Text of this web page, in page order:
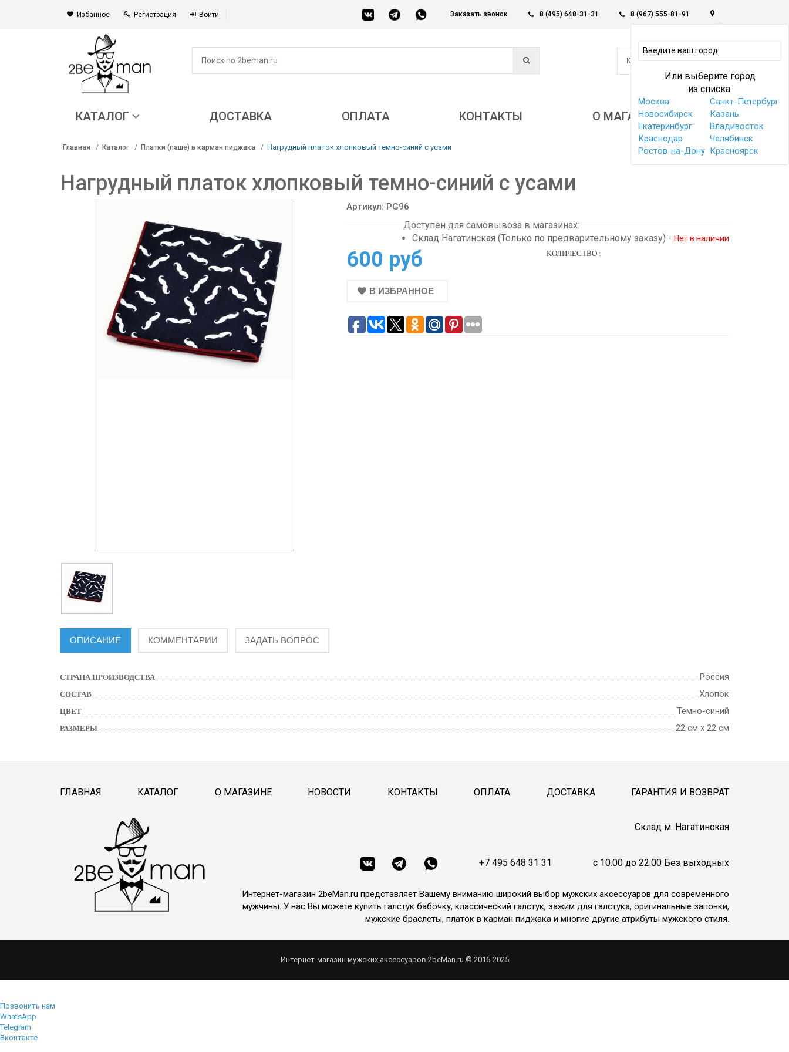
Избанное Регистрация Войти Заказать звонок 8 (495) 648-31-31 8 (967) 555-81-91
Или выберите город
из списка:
Москва
Санкт-Петербург
Новосибирск
Казань
Екатеринбург
Владивосток
Краснодар
Челябинск
Ростов-на-Дону Красноярск
КОРЗИНА -
0
КАТАЛОГ ДОСТАВКА ОПЛАТА КОНТАКТЫ О МАГАЗИНЕ
Главная Каталог Платки (паше) в карман пиджака Нагрудный платок хлопковый темно-синий с усами
Нагрудный платок хлопковый темно-синий с усами
Артикул: PG96
Доступен для самовывоза в магазинах:
Склад Нагатинская (Только по предварительному заказу) - Нет в наличии
600 руб
В ИЗБРАННОЕ
КОЛИЧЕСТВО :
ОПИСАНИЕ КОММЕНТАРИИ ЗАДАТЬ ВОПРОС
СТРАНА ПРОИЗВОДСТВА Россия
СОСТАВ Хлопок
ЦВЕТ Темно-синий
РАЗМЕРЫ 22 см х 22 см
ГЛАВНАЯ КАТАЛОГ О МАГАЗИНЕ НОВОСТИ КОНТАКТЫ ОПЛАТА ДОСТАВКА ГАРАНТИЯ И ВОЗВРАТ
Cклад м. Нагатинская
+7 495 648 31 31 c 10.00 до 22.00 Без выходных
Интернет-магазин 2beMan.ru представляет Вашему вниманию широкий выбор мужских аксессуаров для современного
мужчины. У нас Вы можете купить галстук бабочку, классический галстук, зажим для галстука, оригинальные запонки,
мужские браслеты, платок в карман пиджака и многие другие атрибуты мужского стиля.
Интернет-магазин мужских аксессуаров 2beMan.ru © 2016-2025
Позвонить нам
WhatsApp
Telegram
Вконтакте